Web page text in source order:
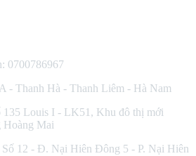
0700786967
- Thanh Hà - Thanh Liêm - Hà Nam
Louis I - LK51, Khu đô thị mới
Hoàng Mai
12 - Đ. Nại Hiên Đông 5 - P. Nại Hiên